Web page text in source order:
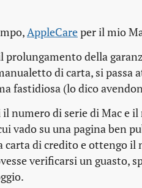
AppleCareper il mio
prolungamento della
di carta, si passa
fastidiosa (lo dico
il numero di serie di Mac
vado su una pagina ben
carta di credito e ottengo
verificarsi un guasto,